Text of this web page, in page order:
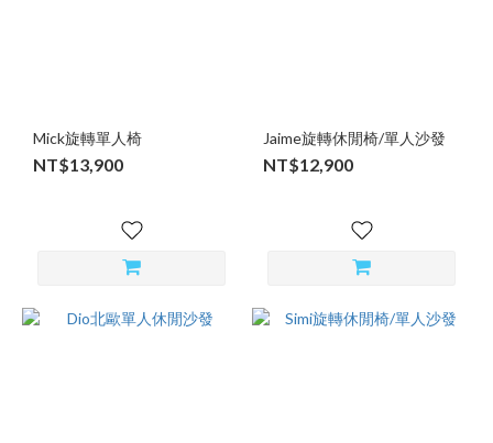
Mick旋轉單人椅
NT$13,900
Jaime旋轉休閒椅/單人沙發
NT$12,900